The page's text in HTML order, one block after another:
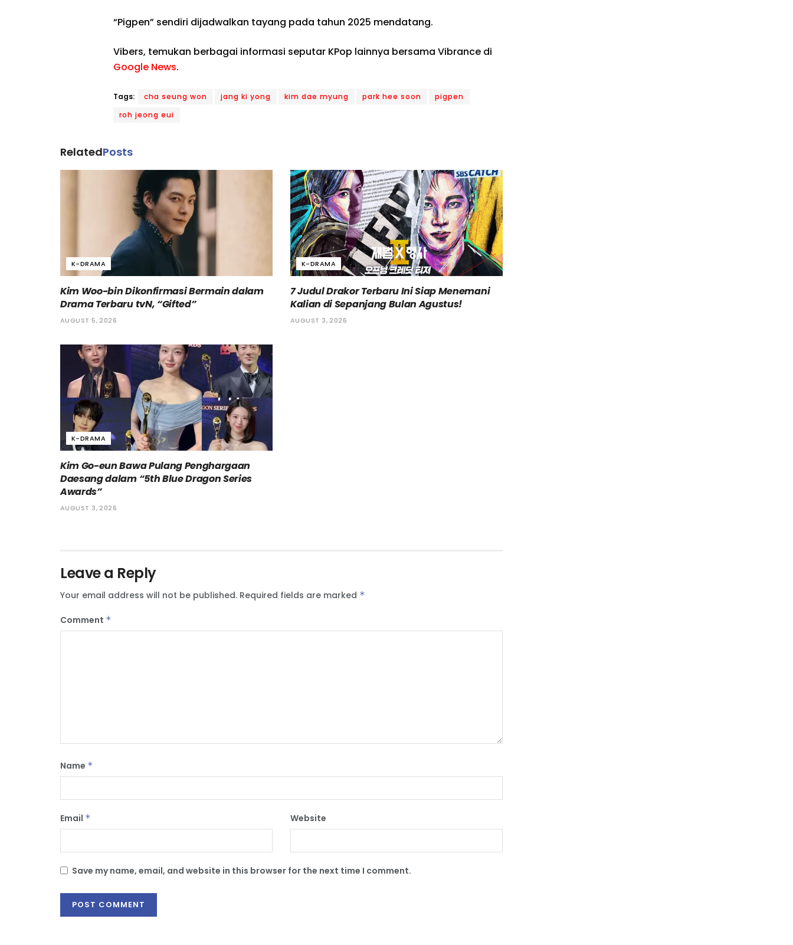
“Pigpen” sendiri dijadwalkan tayang pada tahun 2025 mendatang.
Vibers, temukan berbagai informasi seputar KPop lainnya bersama Vibrance di
Google News.
Tags: cha seung won jang ki yong kim dae myung park hee soon
pigpen
roh jeong eui
RelatedPosts
K-DRAMA
Kim Woo-bin Dikonfirmasi Bermain dalam
Drama Terbaru tvN, “Gifted”
AUGUST 5, 2026
K-DRAMA
7 Judul Drakor Terbaru Ini Siap Menemani
Kalian di Sepanjang Bulan Agustus!
AUGUST 3, 2026
K-DRAMA
Kim Go-eun Bawa Pulang Penghargaan
Daesang dalam “5th Blue Dragon Series
Awards”
AUGUST 3, 2026
Leave a Reply
Your email address will not be published. Required fields are marked *
Comment *
Name *
Email * Website
Save my name, email, and website in this browser for the next time I comment.